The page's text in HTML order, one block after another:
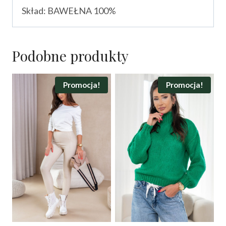
Skład: BAWEŁNA 100%
Podobne produkty
Promocja! Promocja!